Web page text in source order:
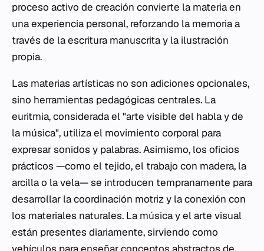
proceso activo de creación convierte la materia en
una experiencia personal, reforzando la memoria a
través de la escritura manuscrita y la ilustración
propia.
Las materias artísticas no son adiciones opcionales,
sino herramientas pedagógicas centrales. La
euritmia, considerada el "arte visible del habla y de
la música", utiliza el movimiento corporal para
expresar sonidos y palabras. Asimismo, los oficios
prácticos —como el tejido, el trabajo con madera, la
arcilla o la vela— se introducen tempranamente para
desarrollar la coordinación motriz y la conexión con
los materiales naturales. La música y el arte visual
están presentes diariamente, sirviendo como